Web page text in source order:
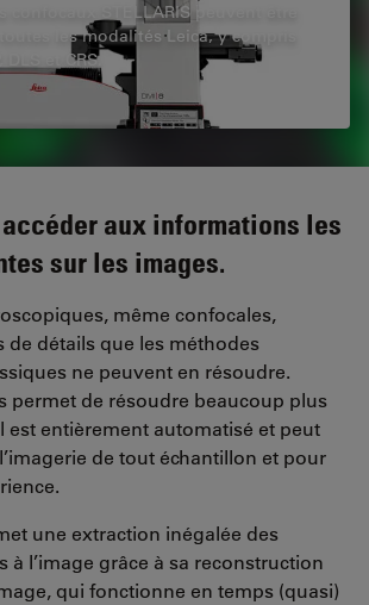
confocaux STELLARIS peuvent être
les modalités Leica, y compris
DLS et CRS.
aux informations les
sur les images.
même confocales,
de détails que les méthodes
ne peuvent en résoudre.
permet de résoudre beaucoup plus
est entièrement automatisé et peut
de tout échantillon et pour
une extraction inégalée des
à l’image grâce à sa reconstruction
qui fonctionne en temps (quasi)